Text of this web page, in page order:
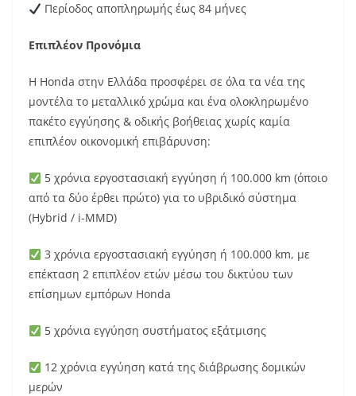
Περίοδος αποπληρωμής έως 84 μήνες
Επιπλέον Προνόμια
Η Honda στην Ελλάδα προσφέρει σε όλα τα νέα της
μοντέλα το μεταλλικό χρώμα και ένα ολοκληρωμένο
πακέτο εγγύησης & οδικής βοήθειας χωρίς καμία
επιπλέον οικονομική επιβάρυνση:
5 χρόνια εργοστασιακή εγγύηση ή 100.000 km (όποιο
από τα δύο έρθει πρώτο) για το υβριδικό σύστημα
(Hybrid / i-MMD)
3 χρόνια εργοστασιακή εγγύηση ή 100.000 km, με
επέκταση 2 επιπλέον ετών μέσω του δικτύου των
επίσημων εμπόρων Honda
5 χρόνια εγγύηση συστήματος εξάτμισης
12 χρόνια εγγύηση κατά της διάβρωσης δομικών
μερών